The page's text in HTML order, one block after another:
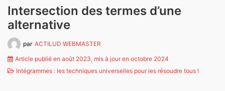
Intersection des termes d’une
alternative
par ACTILUD WEBMASTER
Article publié en août 2023, mis à jour en octobre 2024
Intégrammes : les techniques universelles pour les résoudre tous !